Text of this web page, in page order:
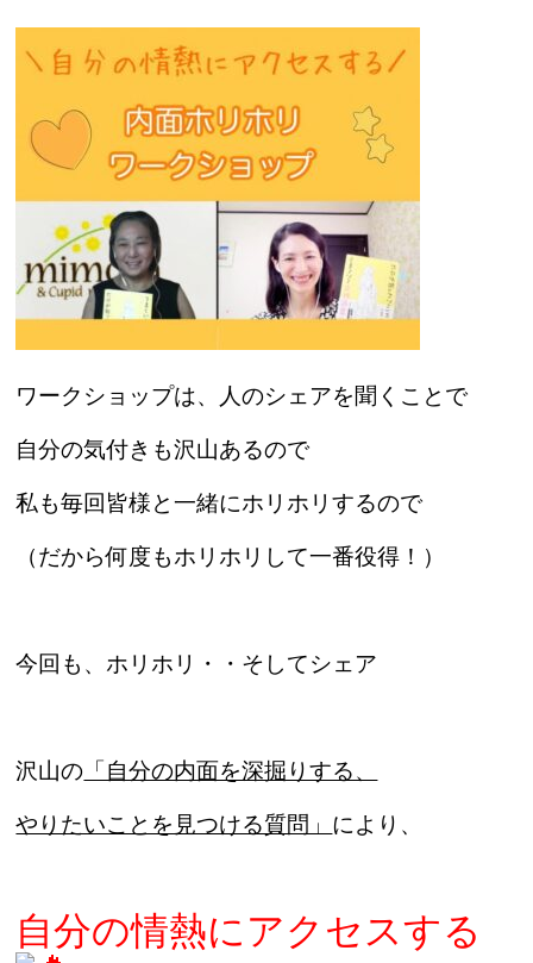
ワークショップは、人のシェアを聞くことで
自分の気付きも沢山あるので
私も毎回皆様と一緒にホリホリするので
（だから何度もホリホリして一番役得！）
今回も、ホリホリ・・そしてシェア
沢山の 「自分の内面を深掘りする、
やりたいことを見つける質問」 により、
自分の情熱にアクセスする